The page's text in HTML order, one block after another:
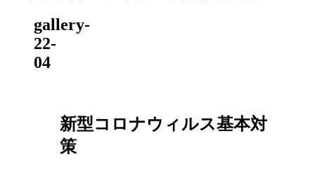
gallery-
22-
04
新型コロナウィルス基本対
策